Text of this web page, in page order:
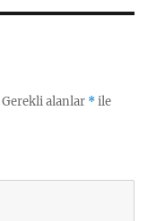
Gerekli alanlar *ile